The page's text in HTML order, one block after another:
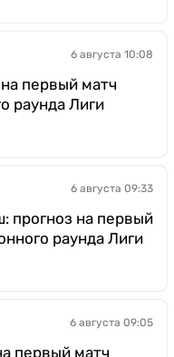
6 августа 10:08
первый матч
раунда Лиги
6 августа 09:33
прогноз на первый
раунда Лиги
6 августа 09:05
первый матч